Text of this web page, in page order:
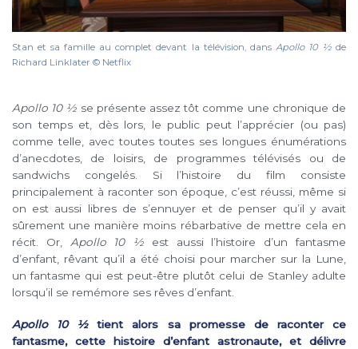
Stan et sa famille au complet devant la télévision, dans Apollo 10 1⁄2de
Richard Linklater © Netflix
Apollo 10 ½ se présente assez tôt comme une chronique de
son temps et, dès lors, le public peut l’apprécier (ou pas)
comme telle, avec toutes toutes ses longues énumérations
d’anecdotes, de loisirs, de programmes télévisés ou de
sandwichs congelés. Si l’histoire du film consiste
principalement à raconter son époque, c’est réussi, même si
on est aussi libres de s’ennuyer et de penser qu’il y avait
sûrement une manière moins rébarbative de mettre cela en
récit. Or, Apollo 10 ½ est aussi l’histoire d’un fantasme
d’enfant, rêvant qu’il a été choisi pour marcher sur la Lune,
un fantasme qui est peut-être plutôt celui de Stanley adulte
lorsqu’il se remémore ses rêves d’enfant.
Apollo 10 ½tient alors sa promesse de raconter ce
fantasme, cette histoire d’enfant astronaute, et délivre